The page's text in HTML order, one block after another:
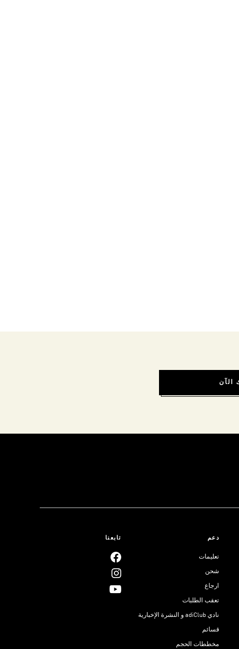
الآن
دعم
تعليمات
شحن
ارجاع
تعقب الطلبات
نادي adiClub و النشرة الإخبارية
قسائم
مخططات الحجم
تابعنا